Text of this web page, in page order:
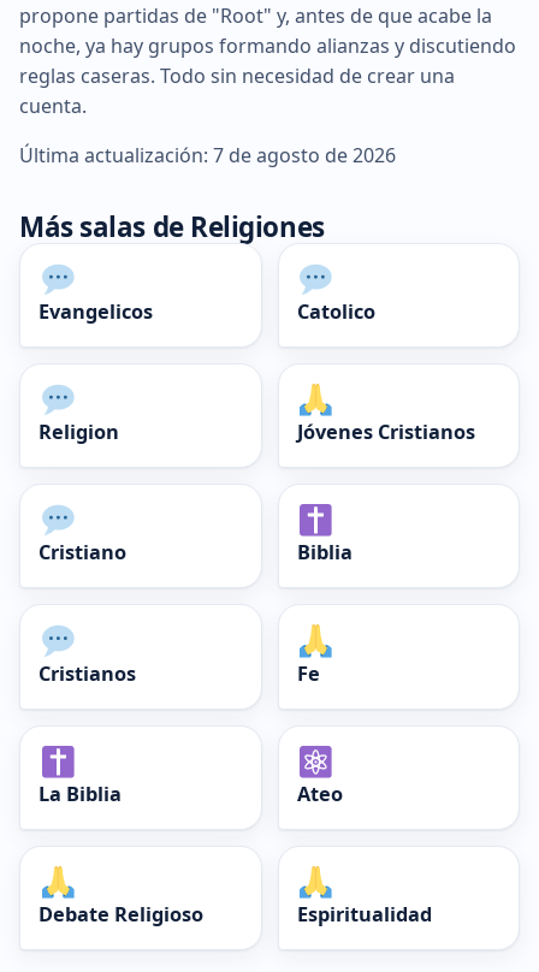
propone partidas de "Root" y, antes de que acabe la
noche, ya hay grupos formando alianzas y discutiendo
reglas caseras. Todo sin necesidad de crear una
cuenta.
Última actualización: 7 de agosto de 2026
Más salas de Religiones
Evangelicos Catolico
Religion Jóvenes Cristianos
Cristiano Biblia
Cristianos Fe
La Biblia Ateo
Debate Religioso Espiritualidad